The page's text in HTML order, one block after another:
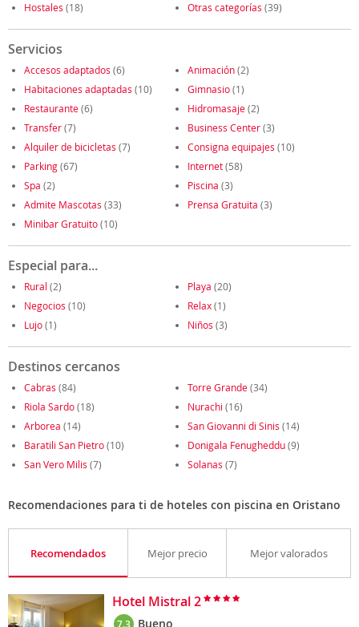
Hostales (18) Otras categorías (39)
Servicios
Accesos adaptados (6) Animación(2)
Habitaciones adaptadas (10) Gimnasio(1)
Restaurante(6) Hidromasaje(2)
Transfer(7) Business Center(3)
Alquiler de bicicletas (7) Consigna equipajes (10)
Parking(67) Internet(58)
Spa (2) Piscina (3)
Admite Mascotas (33) Prensa Gratuita (3)
Minibar Gratuito(10)
Especial para...
Rural (2) Playa (20)
Negocios (10) Relax(1)
Lujo(1) Niños (3)
Destinos cercanos
Cabras (84) Torre Grande(34)
Riola Sardo(18) Nurachi (16)
Arborea (14) San Giovanni di Sinis (14)
Baratili San Pietro(10) Donigala Fenugheddu(9)
San Vero Milis (7) Solanas (7)
Recomendaciones para ti de hoteles con piscina en Oristano
Recomendados Mejor precio Mejor valorados
Hotel Mistral 2
7.3 Bueno